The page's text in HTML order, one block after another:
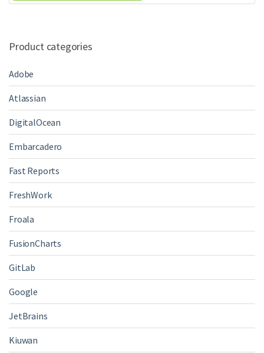
Product categories
Adobe
Atlassian
DigitalOcean
Embarcadero
Fast Reports
FreshWork
Froala
FusionCharts
GitLab
Google
JetBrains
Kiuwan